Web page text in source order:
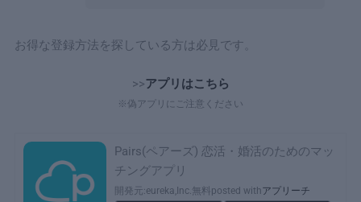
お得な登録方法を探している方は必見です。
>>アプリはこちら
※偽アプリにご注意ください
Pairs(ペアーズ) 恋活・婚活のためのマッ
チングアプリ
開発元:eureka,Inc. 無料 posted withアプリーチ